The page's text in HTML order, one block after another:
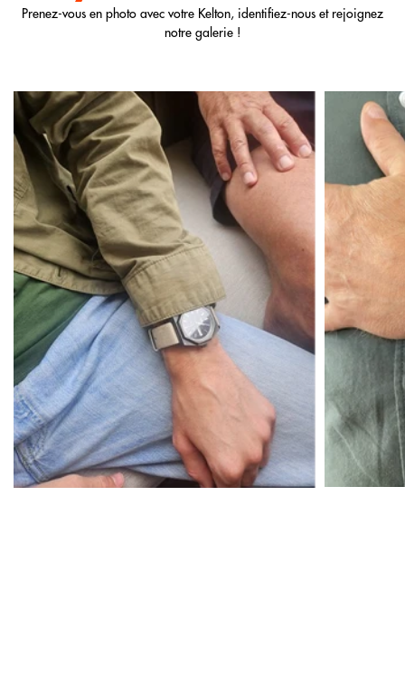
Prenez-vous en photo avec votre Kelton, identifiez-nous et rejoignez
notre galerie !